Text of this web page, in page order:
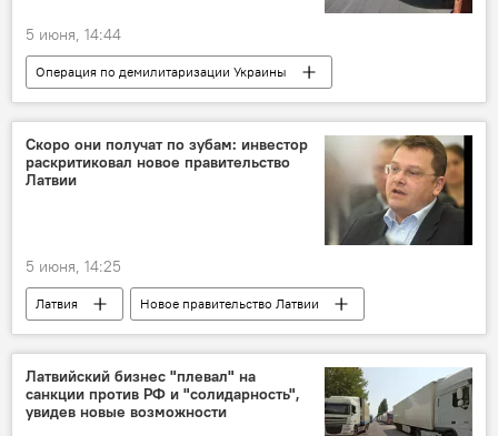
5 июня, 14:44
Операция по демилитаризации Украины
Россия
Украина
Минобороны РФ
военная операция
ракетный удар
ВС РФ
ВСУ военная техника
Скоро они получат по зубам: инвестор
раскритиковал новое правительство
Латвии
5 июня, 14:25
Латвия
Новое правительство Латвии
Новости Латвии
Новости политики Латвии
Гиртс Рунгайнис
правительство Латвии
политика
критика
Латвийский бизнес "плевал" на
санкции против РФ и "солидарность",
увидев новые возможности